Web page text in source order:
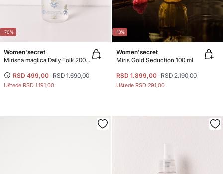
-70%
Women'secret
Mirisna maglica Daily Folk 200 ml
RSD 499,00 RSD 1.690,00
Uštede RSD 1.191,00
-13%
Women'secret
Miris Gold Seduction 100 ml.
RSD 1.899,00 RSD 2.190,00
Uštede RSD 291,00